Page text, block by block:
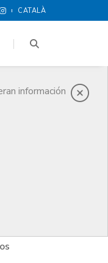
CATALÀ
información